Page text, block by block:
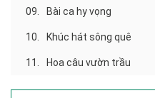
09. Bài ca hy vọng
10. Khúc hát sông quê
11. Hoa câu vườn trầu